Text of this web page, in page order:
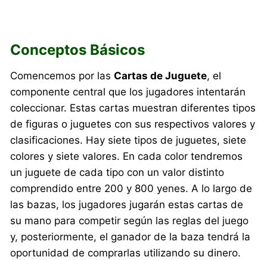
Conceptos Básicos
Comencemos por lasCartas de Juguete, el
componente central que los jugadores intentarán
coleccionar. Estas cartas muestran diferentes tipos
de figuras o juguetes con sus respectivos valores y
clasificaciones. Hay siete tipos de juguetes, siete
colores y siete valores. En cada color tendremos
un juguete de cada tipo con un valor distinto
comprendido entre 200 y 800 yenes. A lo largo de
las bazas, los jugadores jugarán estas cartas de
su mano para competir según las reglas del juego
y, posteriormente, el ganador de la baza tendrá la
oportunidad de comprarlas utilizando su dinero.